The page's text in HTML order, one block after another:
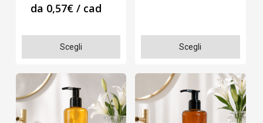
prodotto
Scegli
prodotto
ha
più
varianti.
da 0,57€ / cad
Scegli
prodotto
ha
più
varianti.